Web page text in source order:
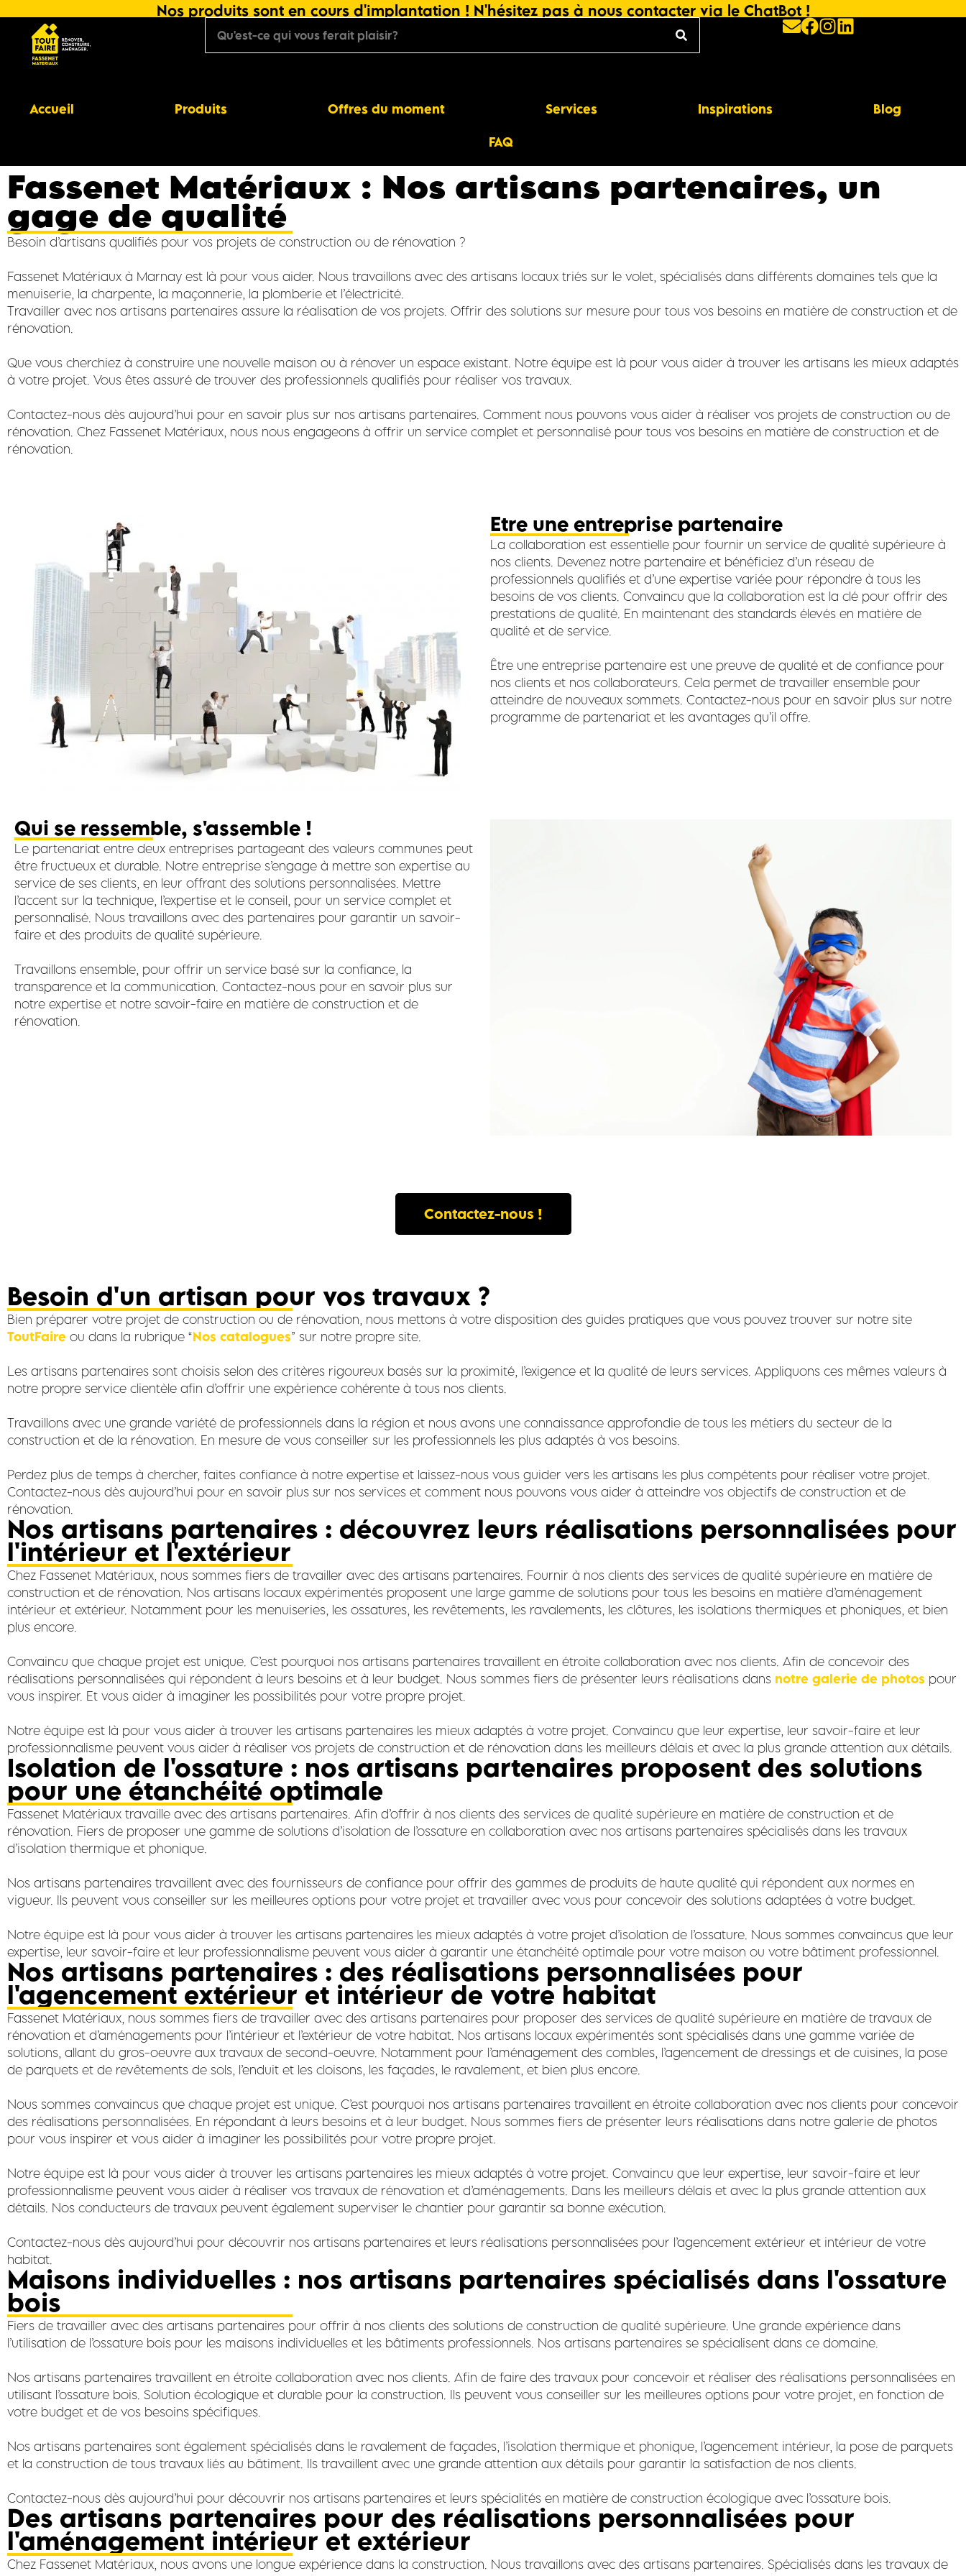
Nos produits sont en cours d'implantation ! N'hésitez pas à nous contacter via le ChatBot !
Accueil Produits Offres du moment Services Inspirations Blog
FAQ
Fassenet Matériaux : Nos artisans partenaires, un
gage de qualité
Besoin d’artisans qualifiés pour vos projets de construction ou de rénovation ?
Fassenet Matériaux à Marnay est là pour vous aider. Nous travaillons avec des artisans locaux triés sur le volet, spécialisés dans différents domaines tels que la
menuiserie, la charpente, la maçonnerie, la plomberie et l’électricité.
Travailler avec nos artisans partenaires assure la réalisation de vos projets. Offrir des solutions sur mesure pour tous vos besoins en matière de construction et de
rénovation.
Que vous cherchiez à construire une nouvelle maison ou à rénover un espace existant. Notre équipe est là pour vous aider à trouver les artisans les mieux adaptés
à votre projet. Vous êtes assuré de trouver des professionnels qualifiés pour réaliser vos travaux.
Contactez-nous dès aujourd’hui pour en savoir plus sur nos artisans partenaires. Comment nous pouvons vous aider à réaliser vos projets de construction ou de
rénovation. Chez Fassenet Matériaux, nous nous engageons à offrir un service complet et personnalisé pour tous vos besoins en matière de construction et de
rénovation.
Etre une entreprise partenaire
La collaboration est essentielle pour fournir un service de qualité supérieure à
nos clients. Devenez notre partenaire et bénéficiez d’un réseau de
professionnels qualifiés et d’une expertise variée pour répondre à tous les
besoins de vos clients. Convaincu que la collaboration est la clé pour offrir des
prestations de qualité. En maintenant des standards élevés en matière de
qualité et de service.
Être une entreprise partenaire est une preuve de qualité et de confiance pour
nos clients et nos collaborateurs. Cela permet de travailler ensemble pour
atteindre de nouveaux sommets. Contactez-nous pour en savoir plus sur notre
programme de partenariat et les avantages qu’il offre.
Qui se ressemble, s'assemble !
Le partenariat entre deux entreprises partageant des valeurs communes peut
être fructueux et durable. Notre entreprise s’engage à mettre son expertise au
service de ses clients, en leur offrant des solutions personnalisées. Mettre
l’accent sur la technique, l’expertise et le conseil, pour un service complet et
personnalisé. Nous travaillons avec des partenaires pour garantir un savoir-
faire et des produits de qualité supérieure.
Travaillons ensemble, pour offrir un service basé sur la confiance, la
transparence et la communication. Contactez-nous pour en savoir plus sur
notre expertise et notre savoir-faire en matière de construction et de
rénovation.
Contactez-nous !
Besoin d'un artisan pour vos travaux ?
Bien préparer votre projet de construction ou de rénovation, nous mettons à votre disposition des guides pratiques que vous pouvez trouver sur notre site
ToutFaire ou dans la rubrique “Nos catalogues” sur notre propre site.
Les artisans partenaires sont choisis selon des critères rigoureux basés sur la proximité, l’exigence et la qualité de leurs services. Appliquons ces mêmes valeurs à
notre propre service clientèle afin d’offrir une expérience cohérente à tous nos clients.
Travaillons avec une grande variété de professionnels dans la région et nous avons une connaissance approfondie de tous les métiers du secteur de la
construction et de la rénovation. En mesure de vous conseiller sur les professionnels les plus adaptés à vos besoins.
Perdez plus de temps à chercher, faites confiance à notre expertise et laissez-nous vous guider vers les artisans les plus compétents pour réaliser votre projet.
Contactez-nous dès aujourd’hui pour en savoir plus sur nos services et comment nous pouvons vous aider à atteindre vos objectifs de construction et de
rénovation.
Nos artisans partenaires : découvrez leurs réalisations personnalisées pour
l'intérieur et l'extérieur
Chez Fassenet Matériaux, nous sommes fiers de travailler avec des artisans partenaires. Fournir à nos clients des services de qualité supérieure en matière de
construction et de rénovation. Nos artisans locaux expérimentés proposent une large gamme de solutions pour tous les besoins en matière d’aménagement
intérieur et extérieur. Notamment pour les menuiseries, les ossatures, les revêtements, les ravalements, les clôtures, les isolations thermiques et phoniques, et bien
plus encore.
Convaincu que chaque projet est unique. C’est pourquoi nos artisans partenaires travaillent en étroite collaboration avec nos clients. Afin de concevoir des
réalisations personnalisées qui répondent à leurs besoins et à leur budget. Nous sommes fiers de présenter leurs réalisations dans notre galerie de photos pour
vous inspirer. Et vous aider à imaginer les possibilités pour votre propre projet.
Notre équipe est là pour vous aider à trouver les artisans partenaires les mieux adaptés à votre projet. Convaincu que leur expertise, leur savoir-faire et leur
professionnalisme peuvent vous aider à réaliser vos projets de construction et de rénovation dans les meilleurs délais et avec la plus grande attention aux détails.
Isolation de l'ossature : nos artisans partenaires proposent des solutions
pour une étanchéité optimale
Fassenet Matériaux travaille avec des artisans partenaires. Afin d’offrir à nos clients des services de qualité supérieure en matière de construction et de
rénovation. Fiers de proposer une gamme de solutions d’isolation de l’ossature en collaboration avec nos artisans partenaires spécialisés dans les travaux
d’isolation thermique et phonique.
Nos artisans partenaires travaillent avec des fournisseurs de confiance pour offrir des gammes de produits de haute qualité qui répondent aux normes en
vigueur. Ils peuvent vous conseiller sur les meilleures options pour votre projet et travailler avec vous pour concevoir des solutions adaptées à votre budget.
Notre équipe est là pour vous aider à trouver les artisans partenaires les mieux adaptés à votre projet d’isolation de l’ossature. Nous sommes convaincus que leur
expertise, leur savoir-faire et leur professionnalisme peuvent vous aider à garantir une étanchéité optimale pour votre maison ou votre bâtiment professionnel.
Nos artisans partenaires : des réalisations personnalisées pour
l'agencement extérieur et intérieur de votre habitat
Fassenet Matériaux, nous sommes fiers de travailler avec des artisans partenaires pour proposer des services de qualité supérieure en matière de travaux de
rénovation et d’aménagements pour l’intérieur et l’extérieur de votre habitat. Nos artisans locaux expérimentés sont spécialisés dans une gamme variée de
solutions, allant du gros-oeuvre aux travaux de second-oeuvre. Notamment pour l’aménagement des combles, l’agencement de dressings et de cuisines, la pose
de parquets et de revêtements de sols, l’enduit et les cloisons, les façades, le ravalement, et bien plus encore.
Nous sommes convaincus que chaque projet est unique. C’est pourquoi nos artisans partenaires travaillent en étroite collaboration avec nos clients pour concevoir
des réalisations personnalisées. En répondant à leurs besoins et à leur budget. Nous sommes fiers de présenter leurs réalisations dans notre galerie de photos
pour vous inspirer et vous aider à imaginer les possibilités pour votre propre projet.
Notre équipe est là pour vous aider à trouver les artisans partenaires les mieux adaptés à votre projet. Convaincu que leur expertise, leur savoir-faire et leur
professionnalisme peuvent vous aider à réaliser vos travaux de rénovation et d’aménagements. Dans les meilleurs délais et avec la plus grande attention aux
détails. Nos conducteurs de travaux peuvent également superviser le chantier pour garantir sa bonne exécution.
Contactez-nous dès aujourd’hui pour découvrir nos artisans partenaires et leurs réalisations personnalisées pour l’agencement extérieur et intérieur de votre
habitat.
Maisons individuelles : nos artisans partenaires spécialisés dans l'ossature
bois
Fiers de travailler avec des artisans partenaires pour offrir à nos clients des solutions de construction de qualité supérieure. Une grande expérience dans
l’utilisation de l’ossature bois pour les maisons individuelles et les bâtiments professionnels. Nos artisans partenaires se spécialisent dans ce domaine.
Nos artisans partenaires travaillent en étroite collaboration avec nos clients. Afin de faire des travaux pour concevoir et réaliser des réalisations personnalisées en
utilisant l’ossature bois. Solution écologique et durable pour la construction. Ils peuvent vous conseiller sur les meilleures options pour votre projet, en fonction de
votre budget et de vos besoins spécifiques.
Nos artisans partenaires sont également spécialisés dans le ravalement de façades, l’isolation thermique et phonique, l’agencement intérieur, la pose de parquets
et la construction de tous travaux liés au bâtiment. Ils travaillent avec une grande attention aux détails pour garantir la satisfaction de nos clients.
Contactez-nous dès aujourd’hui pour découvrir nos artisans partenaires et leurs spécialités en matière de construction écologique avec l’ossature bois.
Des artisans partenaires pour des réalisations personnalisées pour
l'aménagement intérieur et extérieur
Chez Fassenet Matériaux, nous avons une longue expérience dans la construction. Nous travaillons avec des artisans partenaires. Spécialisés dans les travaux de